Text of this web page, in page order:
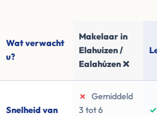
Wat verwacht
u?
Makelaar in
Elahuizen /
Ealahúzen ❌
Snelheid van
✗
Gemiddeld
3 tot 6
✓